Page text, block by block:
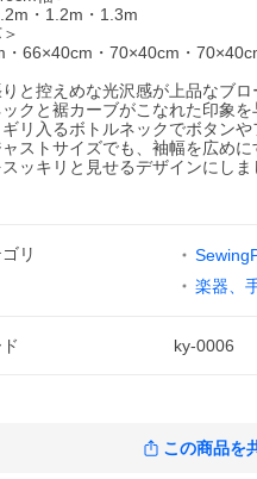
・1.2m・1.3m
・66×40cm・70×40cm・
と控えめな光沢感が上品なブロ
クと裾カーブがこなれた印象を
リ入るボトルネックでボタン
ストサイズでも、袖幅を広めに
ッキリと見せるデザインにしま
リ
楽器、
ky-0006
この商品を